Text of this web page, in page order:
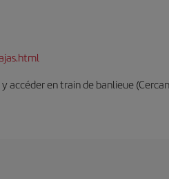
en train de banlieue